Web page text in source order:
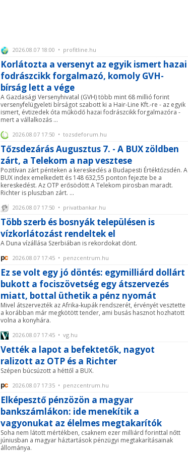
2026.08.07 18:00 • profitline.hu
Korlátozta a versenyt az egyik ismert hazai
fodrászcikk forgalmazó, komoly GVH-
bírság lett a vége
A Gazdasági Versenyhivatal (GVH) több mint 68 millió forint
versenyfelügyeleti bírságot szabott ki a Hair-Line Kft.-re - az egyik
ismert, évtizedek óta működő hazai fodrászcikk forgalmazóra -
mert a vállalkozás ...
2026.08.07 17:50 • tozsdeforum.hu
Tőzsdezárás Augusztus 7. - A BUX zöldben
zárt, a Telekom a nap vesztese
Pozitívan zárt pénteken a kereskedés a Budapesti Értéktőzsdén. A
BUX index emelkedett és 148 632,55 ponton fejezte be a
kereskedést. Az OTP erősödött A Telekom pirosban maradt.
Richter is pluszban zárt. ...
2026.08.07 17:50 • privatbankar.hu
Több szerb és bosnyák településen is
vízkorlátozást rendeltek el
A Duna vízállása Szerbiában is rekordokat dönt.
2026.08.07 17:45 • penzcentrum.hu
Ez se volt egy jó döntés: egymilliárd dollárt
bukott a fociszövetség egy átszervezés
miatt, bottal üthetik a pénz nyomát
Mivel átszervezték az Afrika-kupák rendszerét, érvényét vesztette
a korábban már megkötött tender, ami busás hasznot hozhatott
volna a konyhára.
2026.08.07 17:45 • vg.hu
Vették a lapot a befektetők, nagyot
ralizott az OTP és a Richter
Szépen búcsúzott a héttől a BUX.
2026.08.07 17:35 • penzcentrum.hu
Elképesztő pénzözön a magyar
bankszámlákon: ide menekítik a
vagyonukat az élelmes megtakarítók
Soha nem látott mértékben, csaknem ezer milliárd forinttal nőtt
júniusban a magyar háztartások pénzügyi megtakarításainak
állománya.